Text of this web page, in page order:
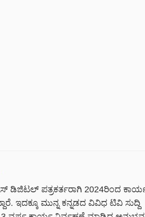
ಡಿಜಿಟಲ್ ಪತ್ರಕರ್ತರಾಗಿ 2024ರಿಂದ
ಇದಕ್ಕೂ ಮುನ್ನ ಕನ್ನಡದ ವಿವಿಧ ಟಿವಿ ಸುದ್ದಿ